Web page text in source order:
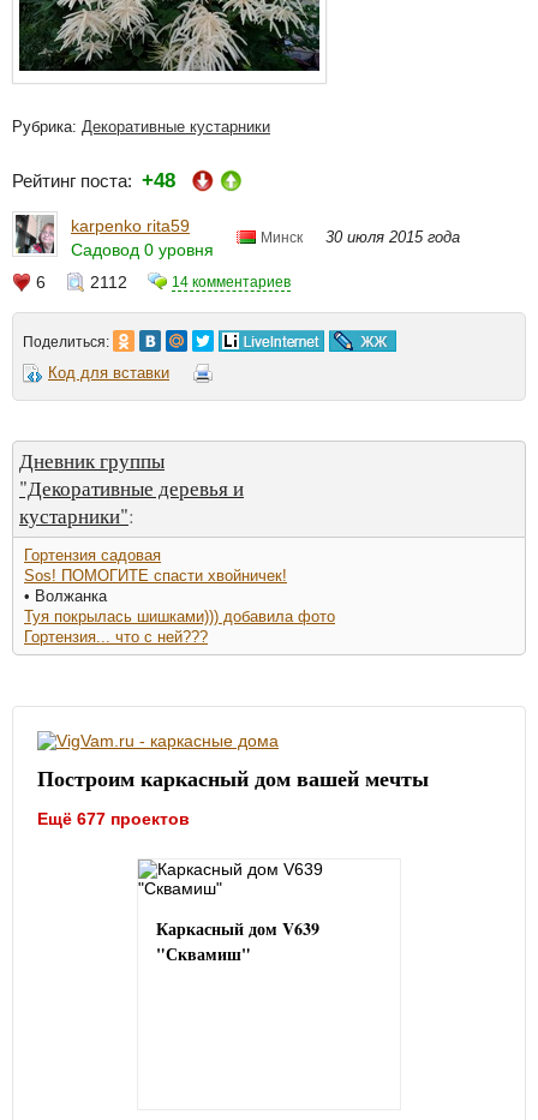
Рубрика: Декоративные кустарники
Рейтинг поста: +48
karpenko rita59
Садовод 0 уровня
Минск 30 июля 2015 года
6 2112 14 комментариев
Поделиться:
Код для вставки
Дневник группы
"Декоративные деревья и
кустарники":
Гортензия садовая
Sos! ПОМОГИТЕ спасти хвойничек!
• Волжанка
Туя покрылась шишками))) добавила фото
Гортензия... что с ней???
Построим каркасный дом вашей мечты
Ещё 677 проектов
Каркасный дом V639
"Сквамиш"